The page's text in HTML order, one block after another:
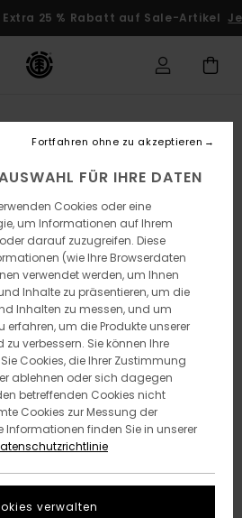
25 % Rabatt auf Sale-Artikel
FÜR IHRE DATEN
Cookies oder eine
um Informationen auf Ihrem
darauf zuzugreifen. Diese
(wie Ihre Browserdaten
verwendet werden, um Ihnen
Inhalte zu präsentieren, um die
Inhalten zu messen, und um
erfahren, um die Produkte unserer
verbessern. Sie können Ihre
Cookies, die Ihrer Zustimmung
ablehnen oder sich dagegen
betreffenden Cookies nicht
Cookies zur Messung der
Informationen finden Sie in unserer
verwalten
Fortfahren ohne zu akzeptieren